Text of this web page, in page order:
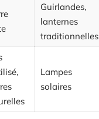
Guirlandes,
lanternes
traditionnelles
Lampes
solaires